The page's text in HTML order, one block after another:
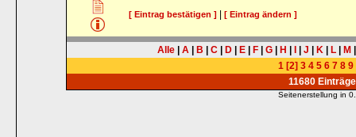
[ Eintrag bestätigen ] |[ Eintrag ändern ]
Alle A B C D E F G H J K L M
1 [2] 3 4 5 6 7 8 9
11680
Seitenerstellung in